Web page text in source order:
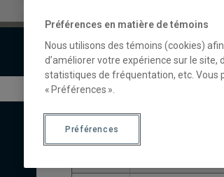
Préférences en matière de témoins
Nous utilisons des témoins (cookies)
d’améliorer votre expérience sur le site,
statistiques de fréquentation, etc. Vous
« Préférences ».
Préférences